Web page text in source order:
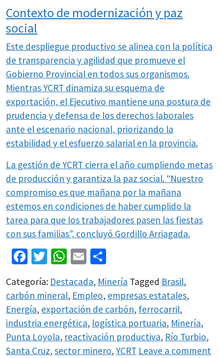
Contexto de modernización y paz
social
Este despliegue productivo se alinea con la política
de transparencia y agilidad que promueve el
Gobierno Provincial en todos sus organismos.
Mientras YCRT dinamiza su esquema de
exportación, el Ejecutivo mantiene una postura de
prudencia y defensa de los derechos laborales
ante el escenario nacional, priorizando la
estabilidad y el esfuerzo salarial en la provincia.
La gestión de YCRT cierra el año cumpliendo metas
de producción y garantiza la paz social. “Nuestro
compromiso es que mañana por la mañana
estemos en condiciones de haber cumplido la
tarea para que los trabajadores pasen las fiestas
con sus familias”, concluyó Gordillo Arriagada.
Facebook
Twitter
WhatsApp
Email
Categoría: Destacada, Minería Tagged Brasil,
carbón mineral, Empleo, empresas estatales,
Energía, exportación de carbón, ferrocarril,
industria energética, logística portuaria, Minería,
Punta Loyola, reactivación productiva, Río Turbio,
Santa Cruz, sector minero, YCRT Leave a comment